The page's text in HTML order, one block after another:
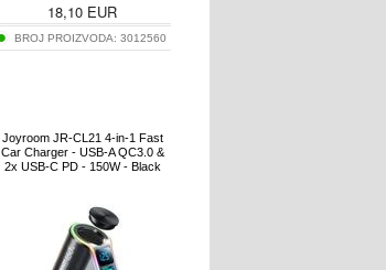
18,10 EUR
BROJ PROIZVODA:3012560
Joyroom JR-CL21 4-in-1 Fast
Car Charger - USB-A QC3.0 &
2x USB-C PD - 150W - Black